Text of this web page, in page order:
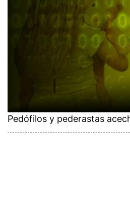
Pedófilos y pederastas